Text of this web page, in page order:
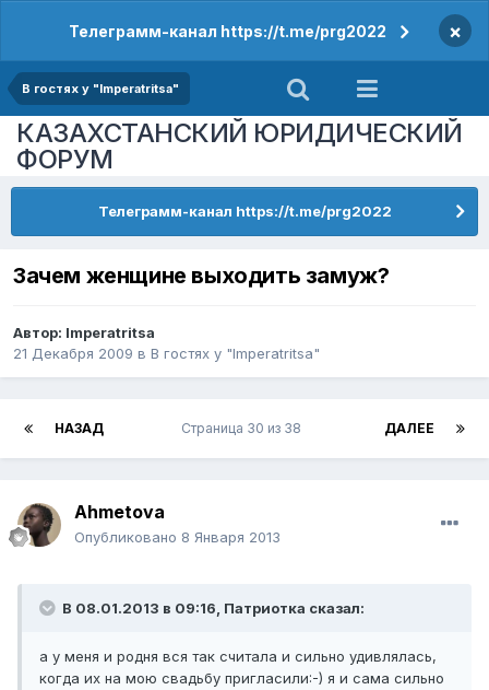
Телеграмм-канал https://t.me/prg2022 ×
В гостях у "Imperatritsa"
КАЗАХСТАНСКИЙ ЮРИДИЧЕСКИЙ
ФОРУМ
Телеграмм-канал https://t.me/prg2022
Зачем женщине выходить замуж?
Автор: Imperatritsa
21 Декабря 2009 в В гостях у "Imperatritsa"
НАЗАД ДАЛЕЕ
Страница 30 из 38
Ahmetova
Опубликовано 8 Января 2013
В 08.01.2013 в 09:16, Патриотка сказал:
а у меня и родня вся так считала и сильно удивлялась,
когда их на мою свадьбу пригласили:-) я и сама сильно